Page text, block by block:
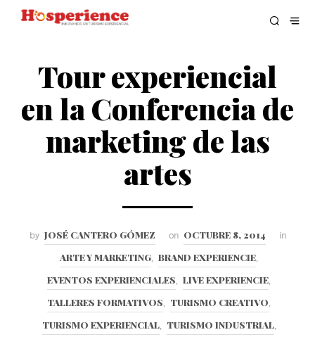
Tour experiencial
en la Conferencia de
marketing de las
artes
by JOSÉ CANTERO GÓMEZ on OCTUBRE 8, 2014 in
ARTE Y MARKETING BRAND EXPERIENCIE
EVENTOS EXPERIENCIALES LIVE EXPERIENCIE
TALLERES FORMATIVOS TURISMO CREATIVO
TURISMO EXPERIENCIAL, TURISMO INDUSTRIAL,